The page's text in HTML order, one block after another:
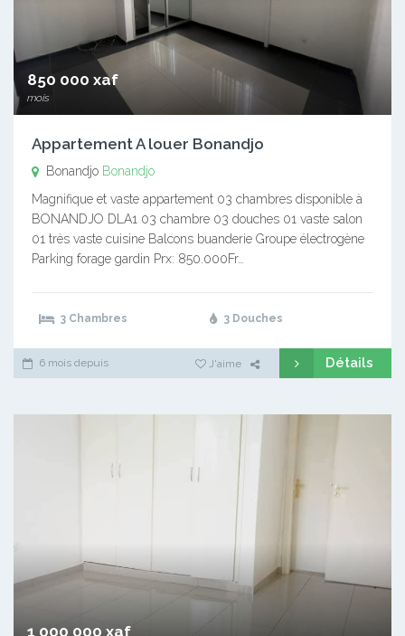
850 000 xaf
mois
Appartement A louer Bonandjo
Bonandjo Bonandjo
Magnifique et vaste appartement 03 chambres disponible à
BONANDJO DLA1 03 chambre 03 douches 01 vaste salon
01 très vaste cuisine Balcons buanderie Groupe électrogène
Parking forage gardin Prx: 850.000Fr…
3 Chambres 3 Douches
6 mois depuis J'aime Détails
1 000 000 xaf